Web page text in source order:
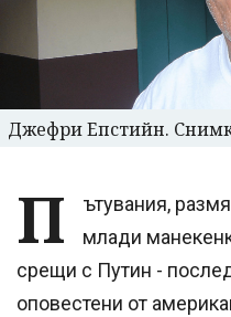
Джефри Епстийн.
П
ътувания,
млади
срещи с Путин -
оповестени от